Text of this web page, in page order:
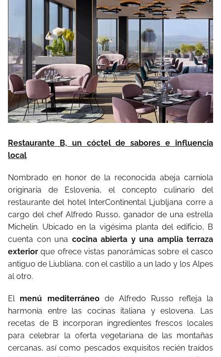
Restaurante B, un cóctel de sabores e influencia
local
Nombrado en honor de la reconocida abeja carniola
originaria de Eslovenia, el concepto culinario del
restaurante del hotel InterContinental Ljubljana corre a
cargo del chef Alfredo Russo, ganador de una estrella
Michelin. Ubicado en la vigésima planta del edificio, B
cuenta con una cocina abierta y una amplia terraza
exterior que ofrece vistas panorámicas sobre el casco
antiguo de Liubliana, con el castillo a un lado y los Alpes
al otro.
El menú mediterráneode Alfredo Russo refleja la
harmonía entre las cocinas italiana y eslovena. Las
recetas de B incorporan ingredientes frescos locales
para celebrar la oferta vegetariana de las montañas
cercanas, así como pescados exquisitos recién traídos